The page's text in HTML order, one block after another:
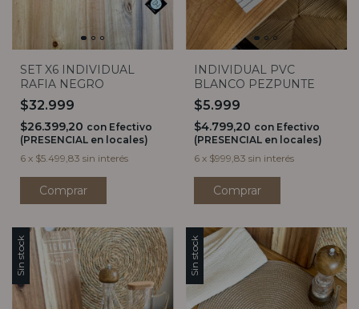
SET X6 INDIVIDUAL
RAFIA NEGRO
$32.999
$26.399,20 con Efectivo
(PRESENCIAL en locales)
6 x $5.499,83 sin interés
INDIVIDUAL PVC
BLANCO PEZPUNTE
$5.999
$4.799,20 con Efectivo
(PRESENCIAL en locales)
6 x $999,83 sin interés
Sin stock Sin stock